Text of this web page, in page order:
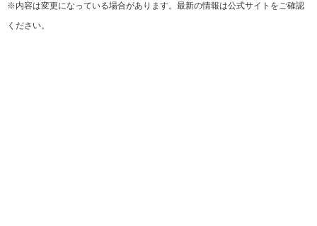
※内容は変更になっている場合があります。最新の情報は公式サイトをご確認
ください。